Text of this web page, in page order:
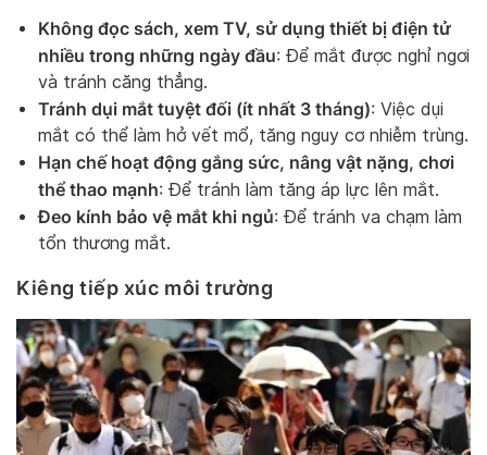
Không đọc sách, xem TV, sử dụng thiết bị điện tử
nhiều trong những ngày đầu: Để mắt được nghỉ ngơi
và tránh căng thẳng.
Tránh dụi mắt tuyệt đối (ít nhất 3 tháng): Việc dụi
mắt có thể làm hở vết mổ, tăng nguy cơ nhiễm trùng.
Hạn chế hoạt động gắng sức, nâng vật nặng, chơi
thể thao mạnh: Để tránh làm tăng áp lực lên mắt.
Đeo kính bảo vệ mắt khi ngủ: Để tránh va chạm làm
tổn thương mắt.
Kiêng tiếp xúc môi trường